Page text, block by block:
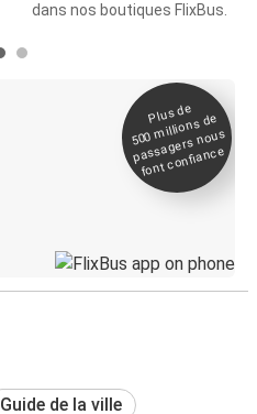
dans nos boutiques FlixBus.
Plus de
500
millions de
passagers nous
font confiance
Guide de la ville